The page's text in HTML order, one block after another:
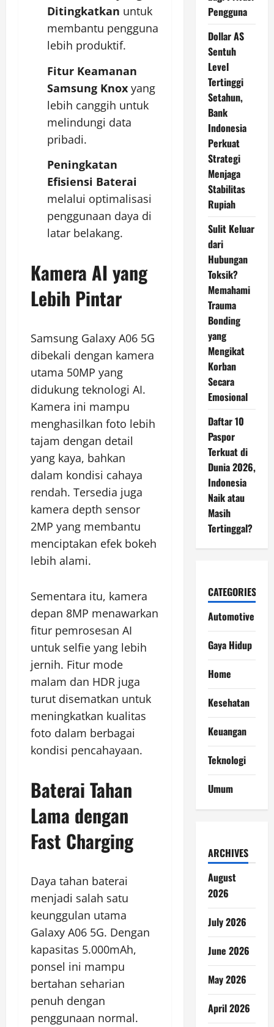
Ditingkatkan untuk
membantu pengguna
lebih produktif.
Fitur Keamanan
Samsung Knox yang
lebih canggih untuk
melindungi data
pribadi.
Peningkatan
Efisiensi Baterai
melalui optimalisasi
penggunaan daya di
latar belakang.
Kamera AI yang
Lebih Pintar
Samsung Galaxy A06 5G
dibekali dengan kamera
utama 50MP yang
didukung teknologi AI.
Kamera ini mampu
menghasilkan foto lebih
tajam dengan detail
yang kaya, bahkan
dalam kondisi cahaya
rendah. Tersedia juga
kamera depth sensor
2MP yang membantu
menciptakan efek bokeh
lebih alami.
Sementara itu, kamera
depan 8MP menawarkan
fitur pemrosesan AI
untuk selfie yang lebih
jernih. Fitur mode
malam dan HDR juga
turut disematkan untuk
meningkatkan kualitas
foto dalam berbagai
kondisi pencahayaan.
Baterai Tahan
Lama dengan
Fast Charging
Daya tahan baterai
menjadi salah satu
keunggulan utama
Galaxy A06 5G. Dengan
kapasitas 5.000mAh,
ponsel ini mampu
bertahan seharian
penuh dengan
penggunaan normal.
Pengguna
Dollar AS
Sentuh
Level
Tertinggi
Setahun,
Bank
Indonesia
Perkuat
Strategi
Menjaga
Stabilitas
Rupiah
Sulit Keluar
dari
Hubungan
Toksik?
Memahami
Trauma
Bonding
yang
Mengikat
Korban
Secara
Emosional
Daftar 10
Paspor
Terkuat di
Dunia 2026,
Indonesia
Naik atau
Masih
Tertinggal?
CATEGORIES
Automotive
Gaya Hidup
Home
Kesehatan
Keuangan
Teknologi
Umum
ARCHIVES
August
2026
July 2026
June 2026
May 2026
April 2026